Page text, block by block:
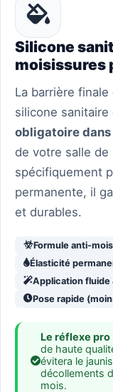
Silicone
moisissures
La barrière
silicone sanitaire
obligatoire
de votre salle de
spécifiquement
permanente, il
et durables.
Formule anti-
Élasticité
Application fluide
Pose rapide
Le réflexe pro
de haute
évitera le
décollements
mois.